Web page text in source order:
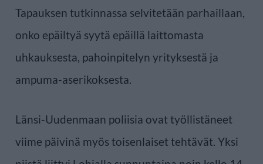
Tapauksen tutkinnassa selvitetään parhaillaan,
onko epäiltyä syytä epäillä laittomasta
uhkauksesta, pahoinpitelyn yrityksestä ja
ampuma-aserikoksesta.
Länsi-Uudenmaan poliisia ovat työllistäneet
viime päivinä myös toisenlaiset tehtävät. Yksi